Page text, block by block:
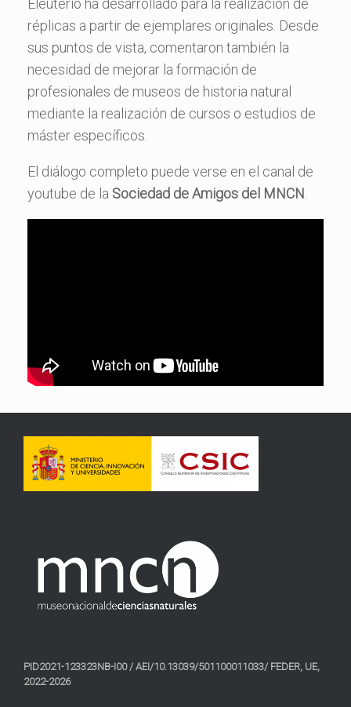
réplicas a partir de ejemplares originales. Desde
sus puntos de vista, comentaron también la
necesidad de mejorar la formación de
profesionales de museos de historia natural
mediante la realización de cursos o estudios de
máster específicos.
El diálogo completo puede verse en el canal de
youtube de la Sociedad de Amigos del MNCN
PID2021-123323NB-I00 / AEI/10.13039/501100011033/ FEDER, UE,
2022-2026